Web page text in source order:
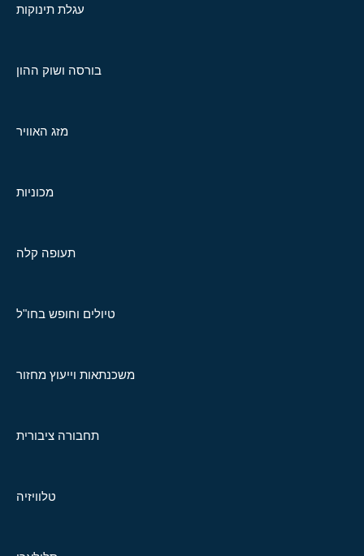
עגלת תינוקות
בורסה ושוק ההון
מזג האוויר
מכוניות
תעופה קלה
טיולים וחופש בחו"ל
משכנתאות וייעוץ מחזור
תחבורה ציבורית
טלוויזיה